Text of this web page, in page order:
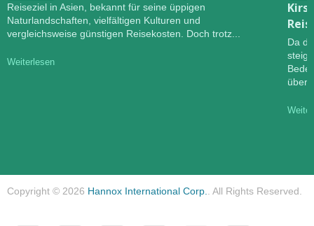
Reiseziel in Asien, bekannt für seine üppigen
Naturlandschaften, vielfältigen Kulturen und
vergleichsweise günstigen Reisekosten. Doch trotz...
Weiterlesen
Da
Copyright © 2026 Hannox International Corp.. All Rights Reserved.